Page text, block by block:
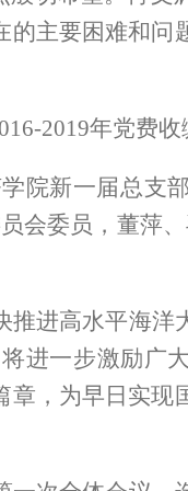
主要困难和问
2019年党费
院新一届总支
会委员，董萍
进高水平海
进一步激励广
，为早日实现